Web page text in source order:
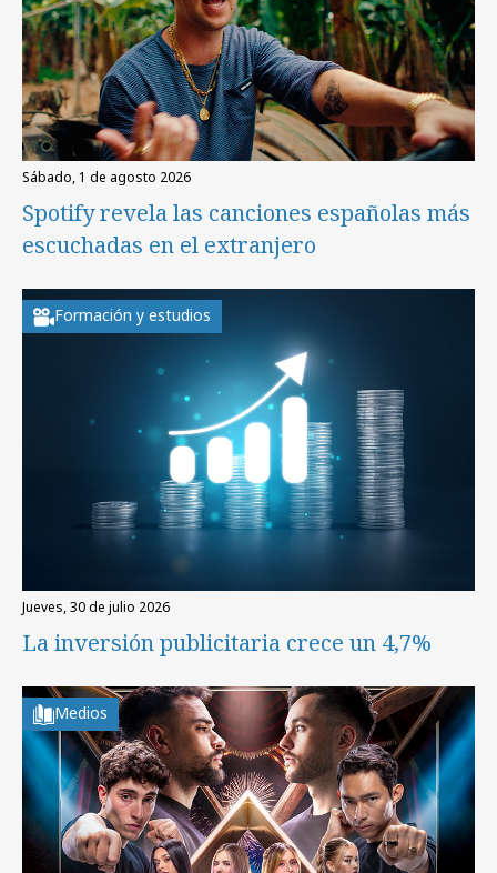
sábado, 1 de agosto 2026
Spotify revela las canciones españolas más
escuchadas en el extranjero
Formación y estudios
jueves, 30 de julio 2026
La inversión publicitaria crece un 4,7%
Medios